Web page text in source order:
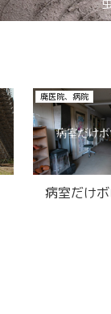
その他
山の中の廃